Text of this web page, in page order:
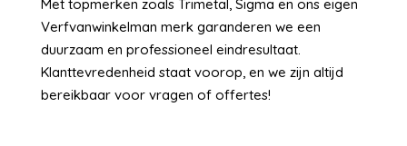
Met topmerken zoals Trimetal, Sigma en ons eigen
Verfvanwinkelman merk garanderen we een
duurzaam en professioneel eindresultaat.
Klanttevredenheid staat voorop, en we zijn altijd
bereikbaar voor vragen of offertes!